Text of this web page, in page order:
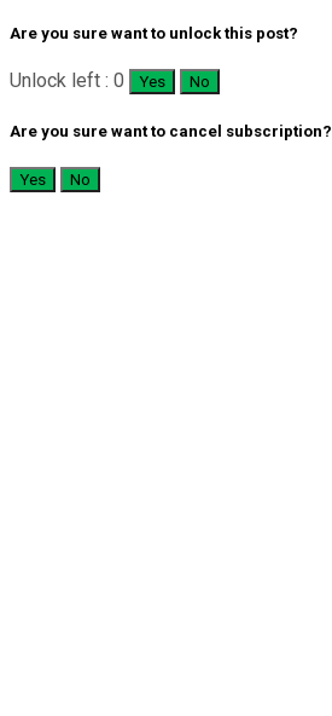
Are you sure want to unlock this post?
Unlock left : 0 Yes No
Are you sure want to cancel subscription?
Yes No